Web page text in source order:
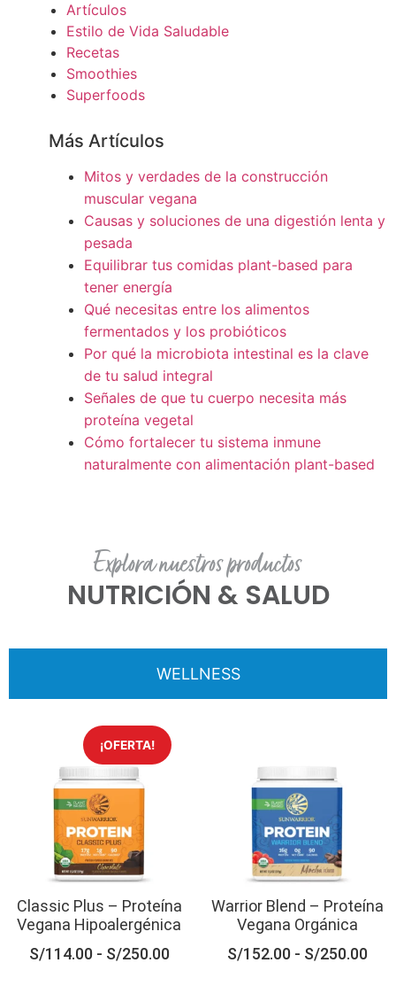
Artículos
Estilo de Vida Saludable
Recetas
Smoothies
Superfoods
Más Artículos
Mitos y verdades de la construcción
muscular vegana
Causas y soluciones de una digestión lenta y
pesada
Equilibrar tus comidas plant-based para
tener energía
Qué necesitas entre los alimentos
fermentados y los probióticos
Por qué la microbiota intestinal es la clave
de tu salud integral
Señales de que tu cuerpo necesita más
proteína vegetal
Cómo fortalecer tu sistema inmune
naturalmente con alimentación plant-based
Explora nuestros productos
NUTRICIÓN & SALUD
WELLNESS
¡OFERTA!
Classic Plus – Proteína
Vegana Hipoalergénica
S/114.00 - S/250.00
Warrior Blend – Proteína
Vegana Orgánica
S/152.00 - S/250.00